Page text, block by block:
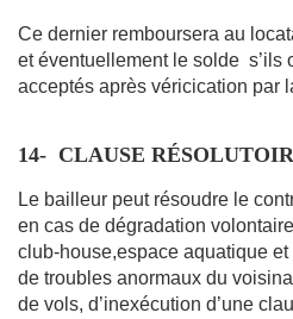
Ce dernier remboursera au
et éventuellement le solde s’ils
acceptés après véricication par
14- CLAUSE
Le bailleur peut résoudre le
en cas de dégradation
club-house,espace aquatique
de troubles anormaux du
de vols, d’inexécution d’une